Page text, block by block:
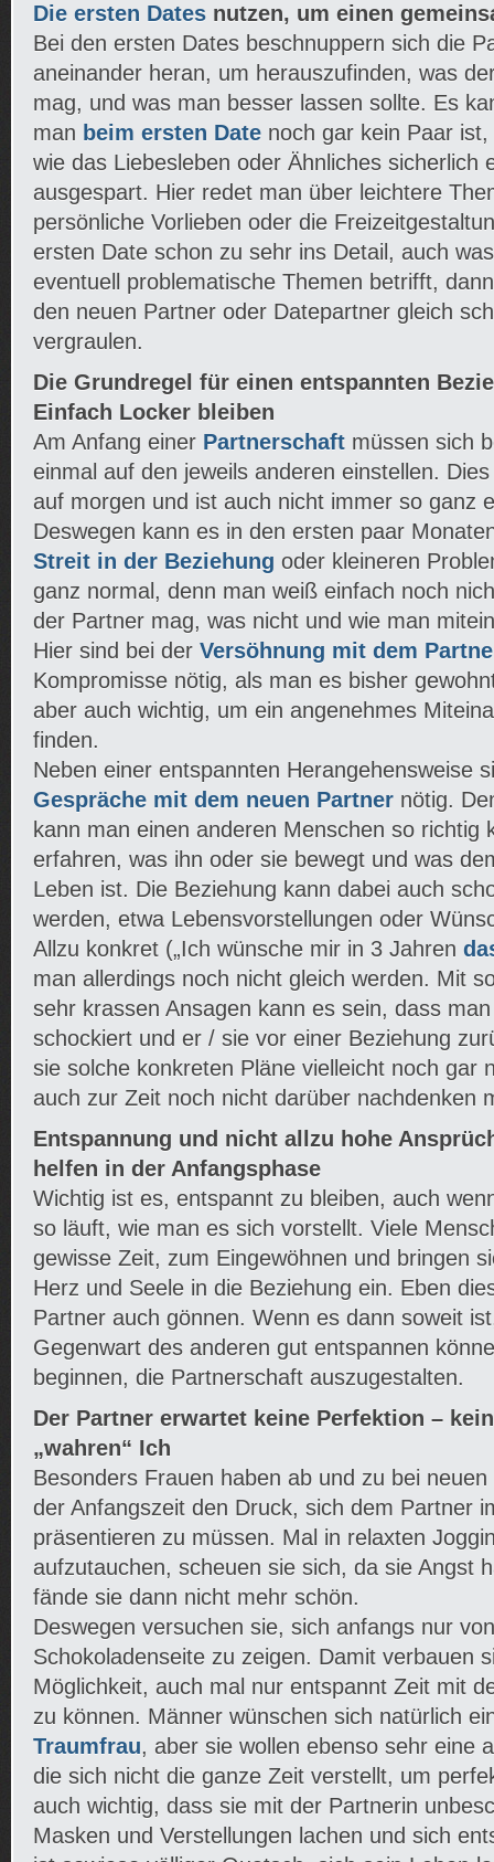
Die ersten Dates nutzen, um einen
Bei den ersten Dates beschnuppern sich die
aneinander heran, um herauszufinden, was
mag, und was man besser lassen sollte. Es
man beim ersten Date noch gar kein Paar
wie das Liebesleben oder Ähnliches sicherlich
ausgespart. Hier redet man über leichtere
persönliche Vorlieben oder die
ersten Date schon zu sehr ins Detail, auch
eventuell problematische Themen betrifft,
den neuen Partner oder Datepartner gleich
vergraulen.
Die Grundregel für einen entspannten
Einfach Locker bleiben
Am Anfang einer Partnerschaft müssen sich
einmal auf den jeweils anderen einstellen.
auf morgen und ist auch nicht immer so ganz
Deswegen kann es in den ersten paar
Streit in der Beziehung oder kleineren
ganz normal, denn man weiß einfach noch
der Partner mag, was nicht und wie man
Hier sind bei der Versöhnung mit dem
Kompromisse nötig, als man es bisher
aber auch wichtig, um ein angenehmes
finden.
Neben einer entspannten Herangehensweise
Gespräche mit dem neuen Partner nötig.
kann man einen anderen Menschen so richtig
erfahren, was ihn oder sie bewegt und was
Leben ist. Die Beziehung kann dabei auch
werden, etwa Lebensvorstellungen oder
Allzu konkret („Ich wünsche mir in 3 Jahren
man allerdings noch nicht gleich werden. Mit
sehr krassen Ansagen kann es sein, dass
schockiert und er / sie vor einer Beziehung
sie solche konkreten Pläne vielleicht noch gar
auch zur Zeit noch nicht darüber nachdenken
Entspannung und nicht allzu hohe
helfen in der Anfangsphase
Wichtig ist es, entspannt zu bleiben, auch
so läuft, wie man es sich vorstellt. Viele
gewisse Zeit, zum Eingewöhnen und bringen
Herz und Seele in die Beziehung ein. Eben
Partner auch gönnen. Wenn es dann soweit
Gegenwart des anderen gut entspannen
beginnen, die Partnerschaft auszugestalten.
Der Partner erwartet keine Perfektion –
„wahren“ Ich
Besonders Frauen haben ab und zu bei neuen
der Anfangszeit den Druck, sich dem Partner
präsentieren zu müssen. Mal in relaxten
aufzutauchen, scheuen sie sich, da sie Angst
fände sie dann nicht mehr schön.
Deswegen versuchen sie, sich anfangs nur
Schokoladenseite zu zeigen. Damit verbauen
Möglichkeit, auch mal nur entspannt Zeit mit
zu können. Männer wünschen sich natürlich
Traumfrau, aber sie wollen ebenso sehr eine
die sich nicht die ganze Zeit verstellt, um
auch wichtig, dass sie mit der Partnerin
Masken und Verstellungen lachen und sich